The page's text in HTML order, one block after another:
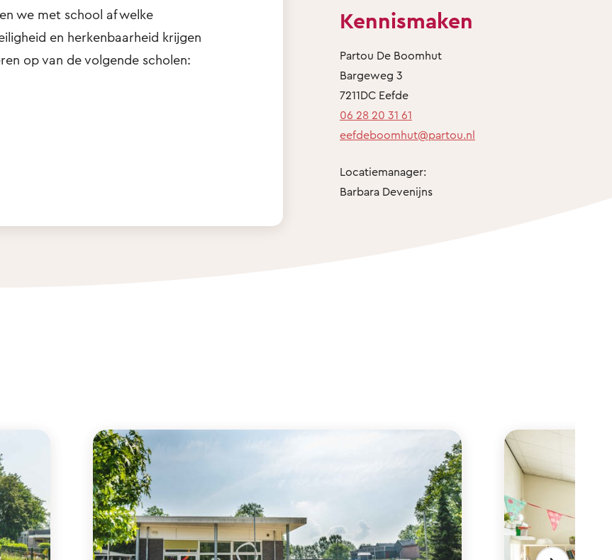
we met school af welke
en herkenbaarheid krijgen
op van de volgende scholen:
Kennismaken
Partou De Boomhut
Bargeweg 3
7211DC Eefde
06 28 20 31 61
eefdeboomhut@partou.nl
Locatiemanager:
Barbara Devenijns